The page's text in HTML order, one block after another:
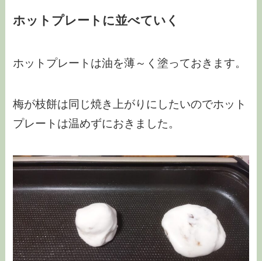
ホットプレートに並べていく
ホットプレートは油を薄～く塗っておきます。
梅が枝餅は同じ焼き上がりにしたいのでホット
プレートは温めずにおきました。